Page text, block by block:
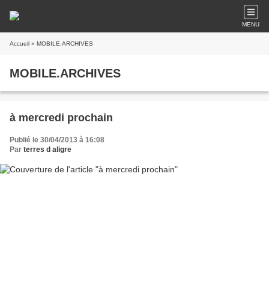
MENU
Accueil » MOBILE.ARCHIVES
MOBILE.ARCHIVES
à mercredi prochain
Publié le 30/04/2013 à 16:08
Par terres d aligre